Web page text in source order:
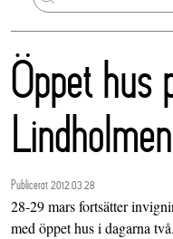
Öppet hus
Lindholmen
Publicerat 2012.03.28
28-29 mars fortsätter
med öppet hus i dagarna